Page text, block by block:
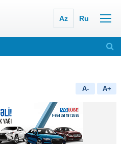
Az Ru
A- A+